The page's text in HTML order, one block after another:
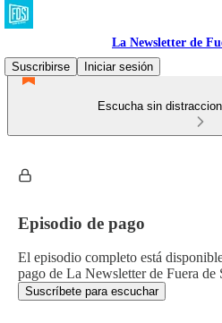
La Newsletter de
Suscribirse
Iniciar sesión
Escucha sin
Episodio de pago
El episodio completo está
pago de La Newsletter de Fuera de
Suscríbete para escuchar